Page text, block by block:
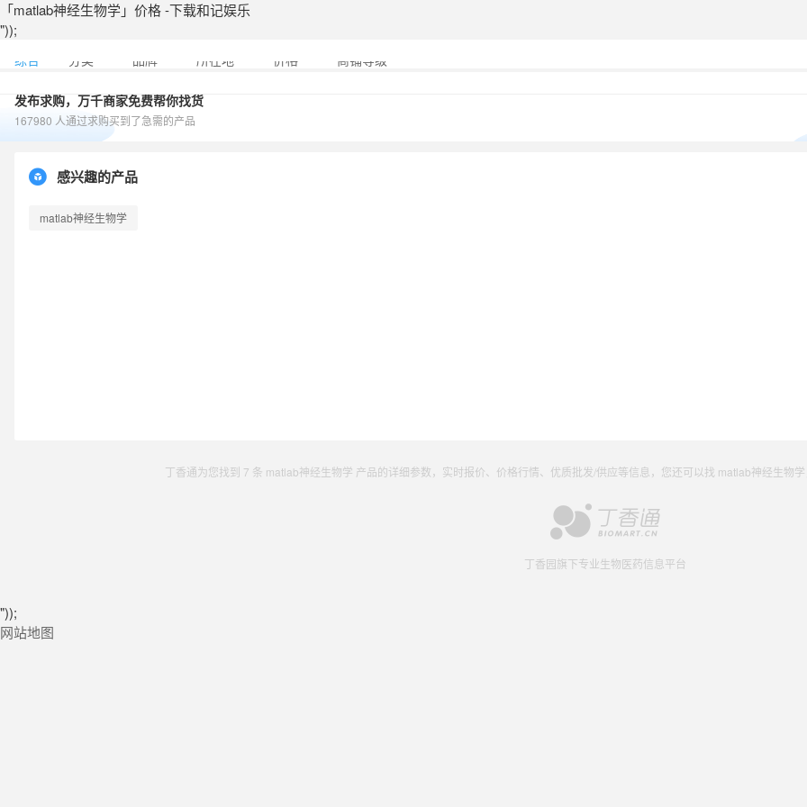
「matlab神经生物学」价格 -下载和记娱乐
"));
综合 分类 品牌 所在地 价格 商铺等级
发布求购，万千商家免费帮你找货
167980 人通过求购买到了急需的产品
感兴趣的产品
matlab神经生物学
丁香通为您找到 7 条 matlab神经生物学 产品的详细参数，实时报价、价格行情、优质批发/供应等信息，您还可以找 matlab神经生物
丁香园旗下专业生物医药信息平台
"));
网站地图